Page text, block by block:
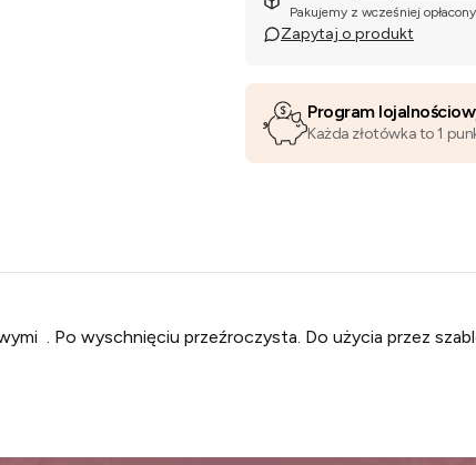
Pakujemy z wcześniej
Zapytaj o produkt
Program
Każda złotówka to 1
. Po wyschnięciu przeźroczysta. Do użycia przez